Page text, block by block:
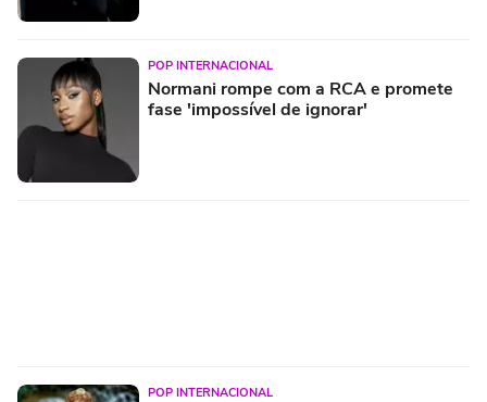
POP INTERNACIONAL
Normani rompe com a RCA e promete
fase 'impossível de ignorar'
POP INTERNACIONAL